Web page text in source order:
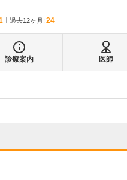
過去12ヶ月: 24
診療案内 医師